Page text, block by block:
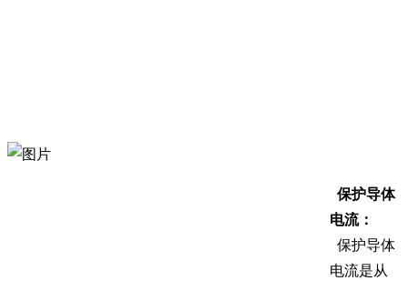
保护导体
电流：
保护导体
电流是从